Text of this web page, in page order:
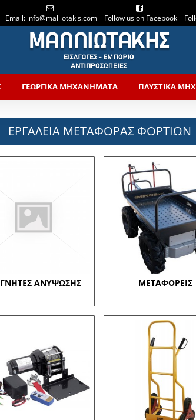
Email: info@malliotakis.com Follow us on Facebook
ΓΕΩΡΓΙΚΑ ΜΗΧΑΝΗΜΑΤΑ ΠΛΥΣΤΙΚΑ
ΕΡΓΑΛΕΙΑ ΜΕΤΑΦΟΡΑΣ ΦΟΡΤΙΩΝ
ΑΝΥΨΩΣΗΣ ΜΕΤΑΦΟΡΕΙΣ